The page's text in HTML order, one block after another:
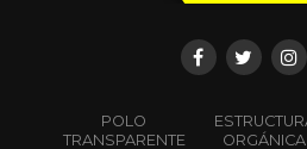
POLO
TRANSPARENTE
ORGÁNICA